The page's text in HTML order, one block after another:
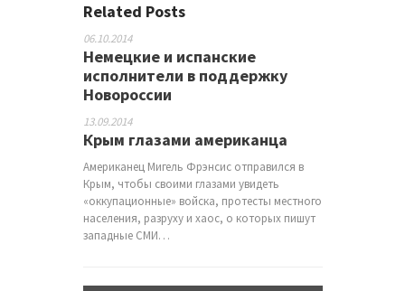
Related Posts
06.10.2014
Немецкие и испанские
исполнители в поддержку
Новороссии
13.09.2014
Крым глазами американца
Американец Мигель Фрэнсис отправился в
Крым, чтобы своими глазами увидеть
«оккупационные» войска, протесты местного
населения, разруху и хаос, о которых пишут
западные СМИ…